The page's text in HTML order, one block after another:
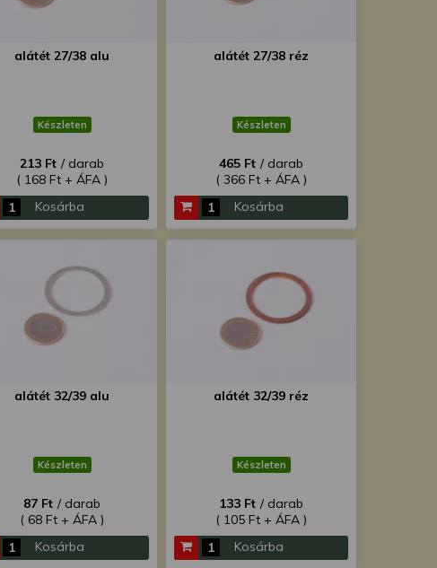
alátét 27/38 alu
Készleten
213 Ft / darab
( 168 Ft + ÁFA )
Kosárba
alátét 27/38 réz
Készleten
465 Ft / darab
( 366 Ft + ÁFA )
Kosárba
alátét 32/39 alu
Készleten
87 Ft / darab
( 68 Ft + ÁFA )
Kosárba
alátét 32/39 réz
Készleten
133 Ft / darab
( 105 Ft + ÁFA )
Kosárba